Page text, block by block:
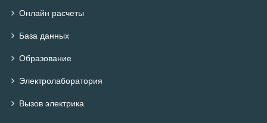
Онлайн расчеты
База данных
Образование
Электролаборатория
Вызов электрика